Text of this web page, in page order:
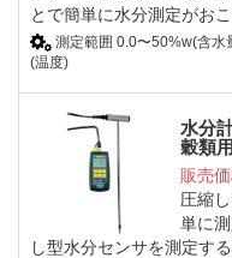
とで簡単に水分測定がおこ
測定範囲 0.0〜50%w(含
(温度)
水分
穀類
販売
圧縮
単に
し型水分センサを測定す